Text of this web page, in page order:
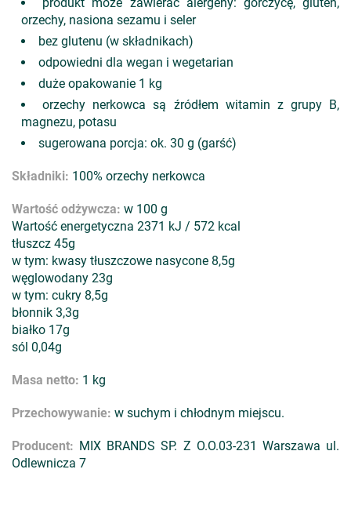
orzechy, nasiona sezamu i seler
bez glutenu (w składnikach)
odpowiedni dla wegan i wegetarian
duże opakowanie 1 kg
orzechy nerkowca są źródłem witamin z grupy B,
magnezu, potasu
sugerowana porcja: ok. 30 g (garść)
Składniki: 100% orzechy nerkowca
Wartość odżywcza: w 100 g
Wartość energetyczna 2371 kJ / 572 kcal
tłuszcz 45g
w tym: kwasy tłuszczowe nasycone 8,5g
węglowodany 23g
w tym: cukry 8,5g
błonnik 3,3g
białko 17g
sól 0,04g
Masa netto: 1 kg
Przechowywanie: w suchym i chłodnym miejscu.
Producent: MIX BRANDS SP. Z O.O.03-231 Warszawa ul.
Odlewnicza 7